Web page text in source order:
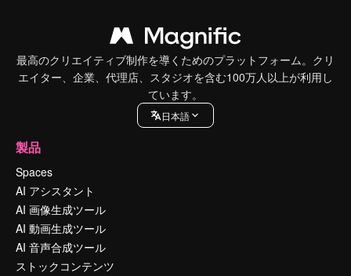
最高のクリエイティブ制作を導くためのプラットフォーム。クリ
エイター、企業、代理店、スタジオを含む100万人以上が利用し
ています。
日本語
製品
Spaces
AI アシスタント
AI 画像生成ツール
AI 動画生成ツール
AI 音声合成ツール
ストックコンテンツ